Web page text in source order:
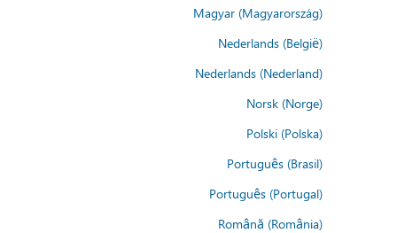
Magyar (Magyarország)
Nederlands (België)
Nederlands (Nederland)
Norsk (Norge)
Polski (Polska)
Português (Brasil)
Português (Portugal)
Română (România)